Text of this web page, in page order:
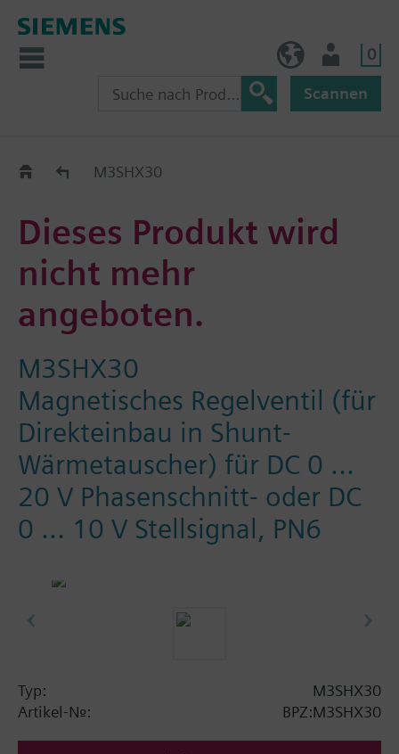
0
Scannen
Old2NewM3SHX30
Dieses Produkt wird
nicht mehr
angeboten.
M3SHX30
Magnetisches Regelventil (für
Direkteinbau in Shunt-
Wärmetauscher) für DC 0 ...
20 V Phasenschnitt- oder DC
0 ... 10 V Stellsignal, PN6
Typ:
M3SHX30
Artikel-Nr.:
BPZ:M3SHX30